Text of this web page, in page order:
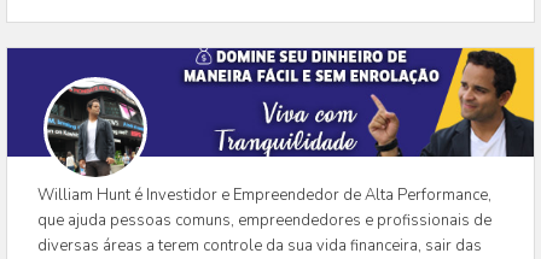
William Hunt é Investidor e Empreendedor de Alta Performance,
que ajuda pessoas comuns, empreendedores e profissionais de
diversas áreas a terem controle da sua vida financeira, sair das